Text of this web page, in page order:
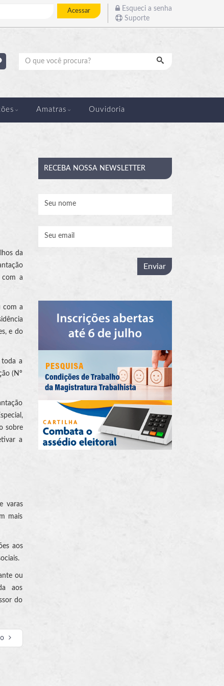
Acessar
Esqueci a senha
Suporte
Pesquisar
Amatras Ouvidoria
da
com a
com a
e do
a
(Nº
sobre
a
varas
mais
aos
ou
aos
do
RECEBA NOSSA NEWSLETTER